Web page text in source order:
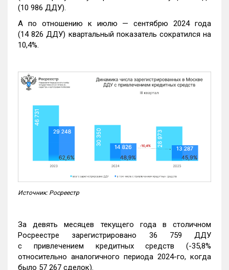
(10 986 ДДУ).
А по отношению к июлю — сентябрю 2024 года
(14 826 ДДУ) квартальный показатель сократился на
10,4%.
Источник: Росреестр
За девять месяцев текущего года в столичном
Росреестре зарегистрировано 36 759 ДДУ
с привлечением кредитных средств (-35,8%
относительно аналогичного периода 2024-го, когда
было 57 267 сделок).